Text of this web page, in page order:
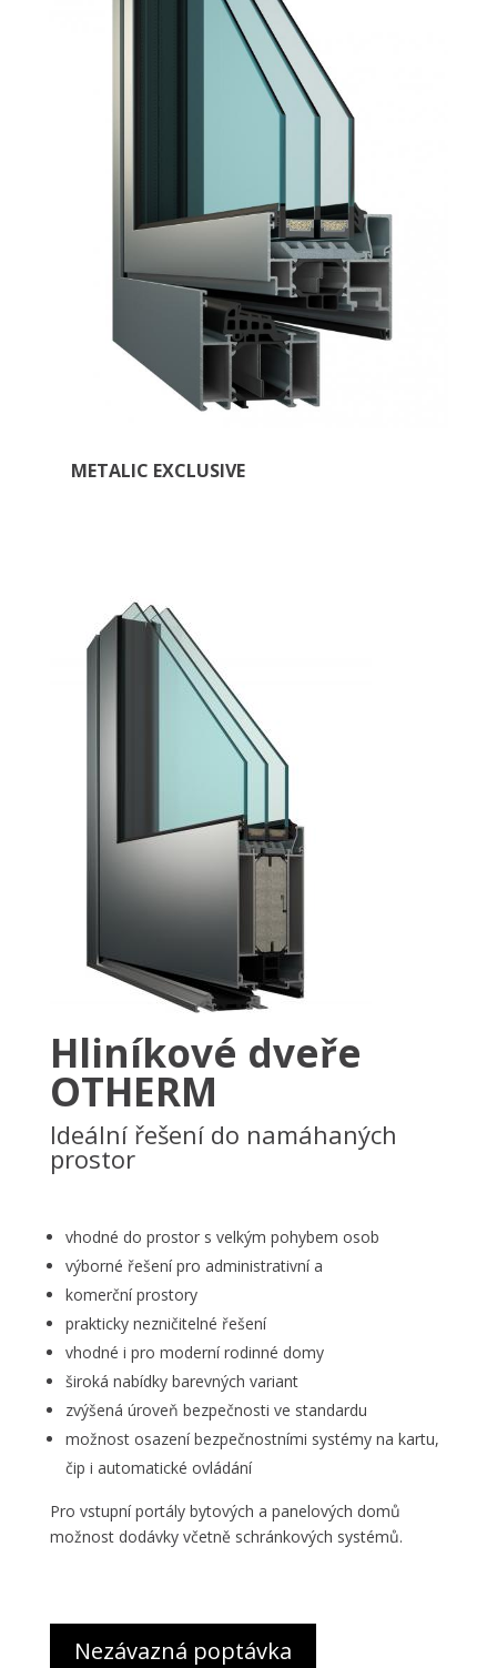
METALIC EXCLUSIVE
Hliníkové dveře
OTHERM
Ideální řešení do namáhaných
prostor
vhodné do prostor s velkým pohybem osob
výborné řešení pro administrativní a
komerční prostory
prakticky nezničitelné řešení
vhodné i pro moderní rodinné domy
široká nabídky barevných variant
zvýšená úroveň bezpečnosti ve standardu
možnost osazení bezpečnostními systémy na kartu,
čip i automatické ovládání
Pro vstupní portály bytových a panelových domů
možnost dodávky včetně schránkových systémů.
Nezávazná poptávka